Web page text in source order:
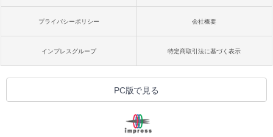
プライバシーポリシー 会社概要
インプレスグループ 特定商取引法に基づく表示
PC版で見る